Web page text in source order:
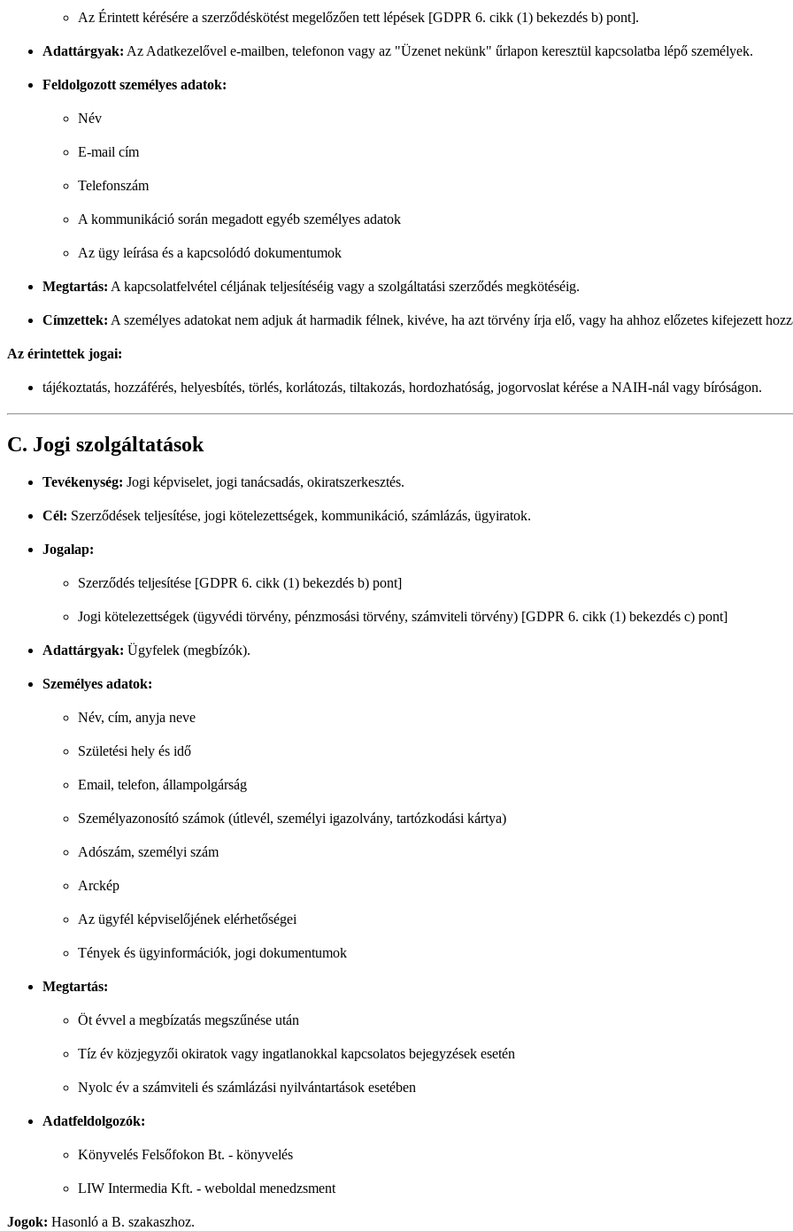
Az Érintett kérésére a szerződéskötést megelőzően tett lépések [GDPR 6. cikk (1) bekezdés b) pont].
Adattárgyak: Az Adatkezelővel e-mailben, telefonon vagy az "Üzenet nekünk" űrlapon keresztül kapcsolatba lépő személyek.
Feldolgozott személyes adatok:
Név
E-mail cím
Telefonszám
A kommunikáció során megadott egyéb személyes adatok
Az ügy leírása és a kapcsolódó dokumentumok
Megtartás: A kapcsolatfelvétel céljának teljesítéséig vagy a szolgáltatási szerződés megkötéséig.
Címzettek: A személyes adatokat nem adjuk át harmadik félnek, kivéve, ha azt törvény írja elő, vagy ha ahhoz előzetes kifejezett
Az érintettek jogai:
tájékoztatás, hozzáférés, helyesbítés, törlés, korlátozás, tiltakozás, hordozhatóság, jogorvoslat kérése a NAIH-nál vagy bíróságon.
C. Jogi szolgáltatások
Tevékenység: Jogi képviselet, jogi tanácsadás, okiratszerkesztés.
Cél: Szerződések teljesítése, jogi kötelezettségek, kommunikáció, számlázás, ügyiratok.
Jogalap:
Szerződés teljesítése [GDPR 6. cikk (1) bekezdés b) pont]
Jogi kötelezettségek (ügyvédi törvény, pénzmosási törvény, számviteli törvény) [GDPR 6. cikk (1) bekezdés c) pont]
Adattárgyak: Ügyfelek (megbízók).
Személyes adatok:
Név, cím, anyja neve
Születési hely és idő
Email, telefon, állampolgárság
Személyazonosító számok (útlevél, személyi igazolvány, tartózkodási kártya)
Adószám, személyi szám
Arckép
Az ügyfél képviselőjének elérhetőségei
Tények és ügyinformációk, jogi dokumentumok
Megtartás:
Öt évvel a megbízatás megszűnése után
Tíz év közjegyzői okiratok vagy ingatlanokkal kapcsolatos bejegyzések esetén
Nyolc év a számviteli és számlázási nyilvántartások esetében
Adatfeldolgozók:
Könyvelés Felsőfokon Bt. - könyvelés
LIW Intermedia Kft. - weboldal menedzsment
Jogok: Hasonló a B. szakaszhoz.